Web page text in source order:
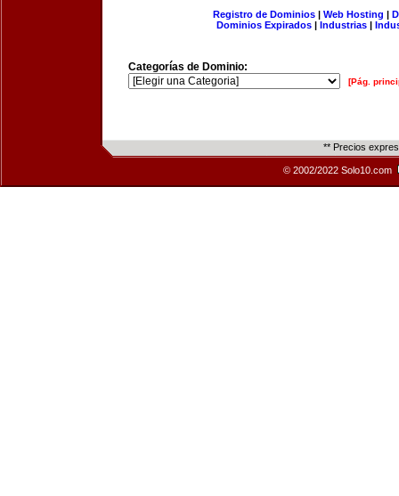
Registro de Dominios| Web Hosting |
Dominios Expirados | Industrias |
Categorías de Dominio:
[Pág.
** Precios
© 2002/2022 Solo10.com